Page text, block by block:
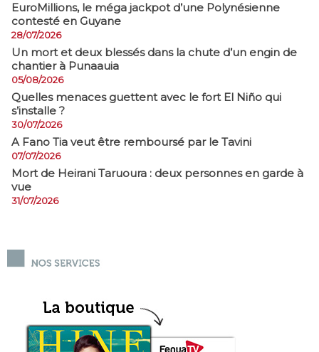
EuroMillions, ​le méga jackpot d’une Polynésienne
contesté en Guyane
28/07/2026
​Un mort et deux blessés dans la chute d’un engin de
chantier à Punaauia
05/08/2026
Quelles menaces guettent avec le fort El Niño qui
s’installe ?
30/07/2026
A Fano Tia veut être remboursé par le Tavini
07/07/2026
Mort de Heirani Taruoura : deux personnes en garde à
vue
31/07/2026